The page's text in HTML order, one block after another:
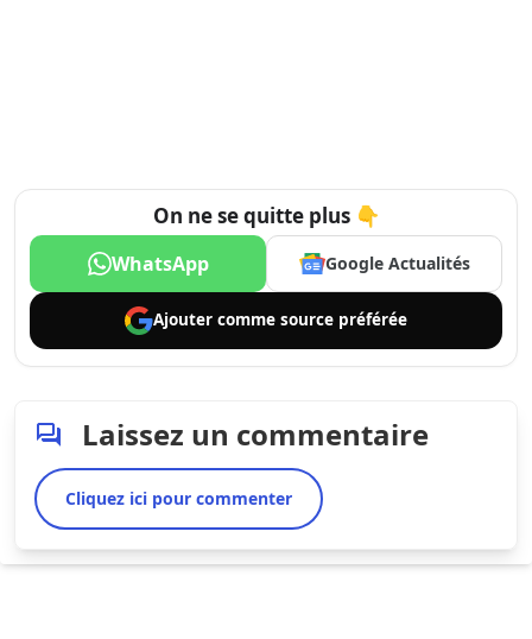
On ne se quitte plus 👇
WhatsApp Google Actualités
Ajouter comme source préférée
Laissez un commentaire
Cliquez ici pour commenter